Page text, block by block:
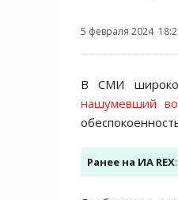
5 февраля 2024
В СМИ широко
нашумевший
Ранее на ИА REX: